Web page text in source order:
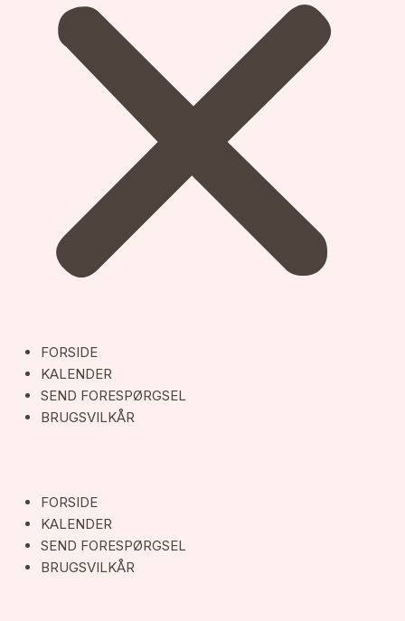
FORSIDE
KALENDER
SEND FORESPØRGSEL
BRUGSVILKÅR
FORSIDE
KALENDER
SEND FORESPØRGSEL
BRUGSVILKÅR